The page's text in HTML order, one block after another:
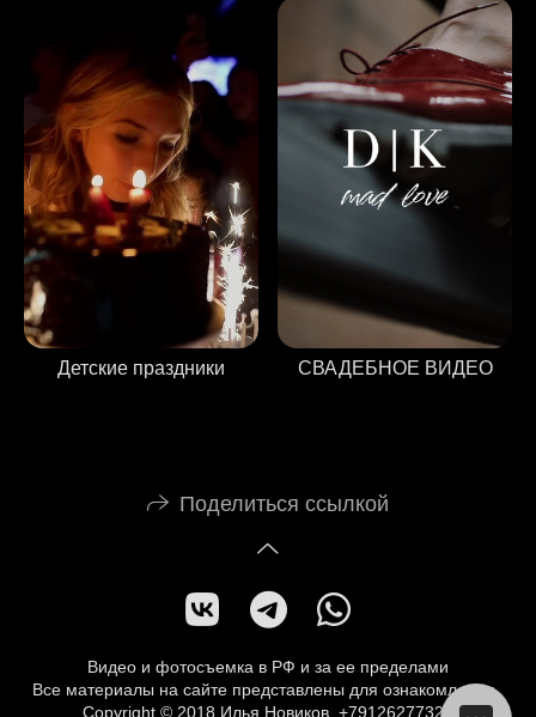
Детские праздники СВАДЕБНОЕ ВИДЕО
Поделиться ссылкой
Видео и фотосъемка в РФ и за ее пределами
Все материалы на сайте представлены для ознакомления.
Copyright © 2018 Илья Новиков, +79126277323